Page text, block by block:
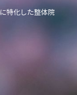
特化した整体院